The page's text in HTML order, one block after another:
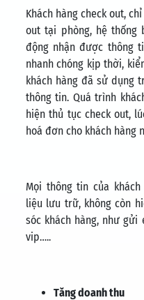
Khách hàng check out,
out tại phòng, hệ thống
động nhận được thông
nhanh chóng kịp thời,
khách hàng đã sử dụng
thông tin. Quá trình
hiện thủ tục check out,
hoá đơn cho khách hàng
Mọi thông tin của
liệu lưu trữ, không còn
sóc khách hàng, như gửi
vip…..
Tăng doanh thu